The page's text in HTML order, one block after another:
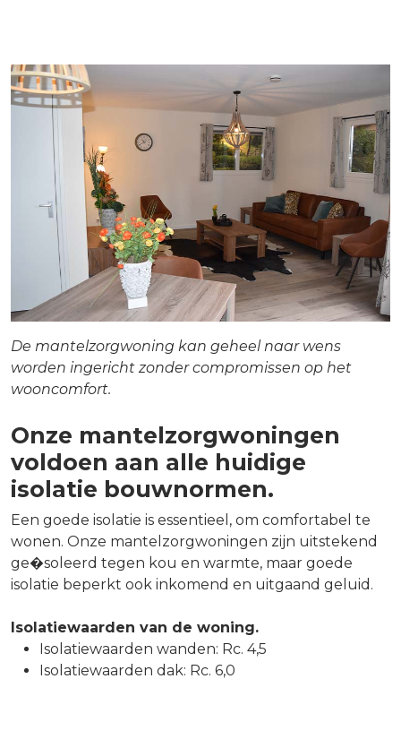
De mantelzorgwoning kan geheel naar wens
worden ingericht zonder compromissen op het
wooncomfort.
Onze mantelzorgwoningen
voldoen aan alle huidige
isolatie bouwnormen.
Een goede isolatie is essentieel, om comfortabel te
wonen. Onze mantelzorgwoningen zijn uitstekend
ge�soleerd tegen kou en warmte, maar goede
isolatie beperkt ook inkomend en uitgaand geluid.
Isolatiewaarden van de woning.
Isolatiewaarden wanden: Rc. 4,5
Isolatiewaarden dak: Rc. 6,0